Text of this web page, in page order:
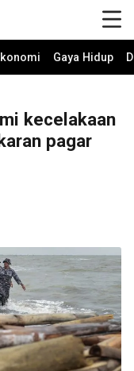
Gaya Hidup
kecelakaan
pagar